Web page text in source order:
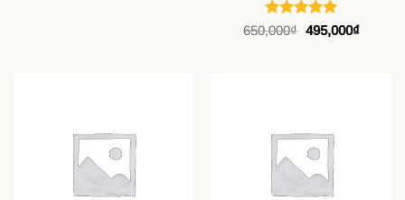
Được xếp
650,000₫ Giá
495,000₫Giá